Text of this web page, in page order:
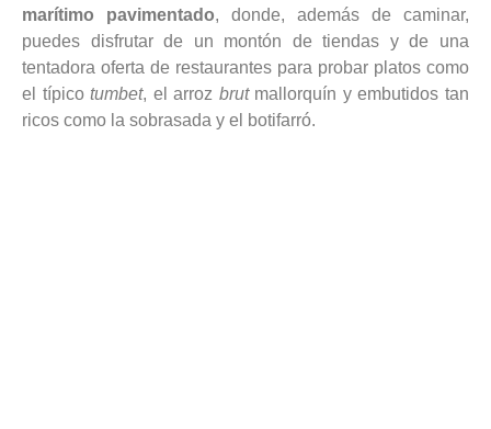
marítimo pavimentado, donde, además de caminar,
puedes disfrutar de un montón de tiendas y de una
tentadora oferta de restaurantes para probar platos como
el típicotumbet, el arroz brutmallorquín y embutidos tan
ricos como la sobrasada y el botifarró.